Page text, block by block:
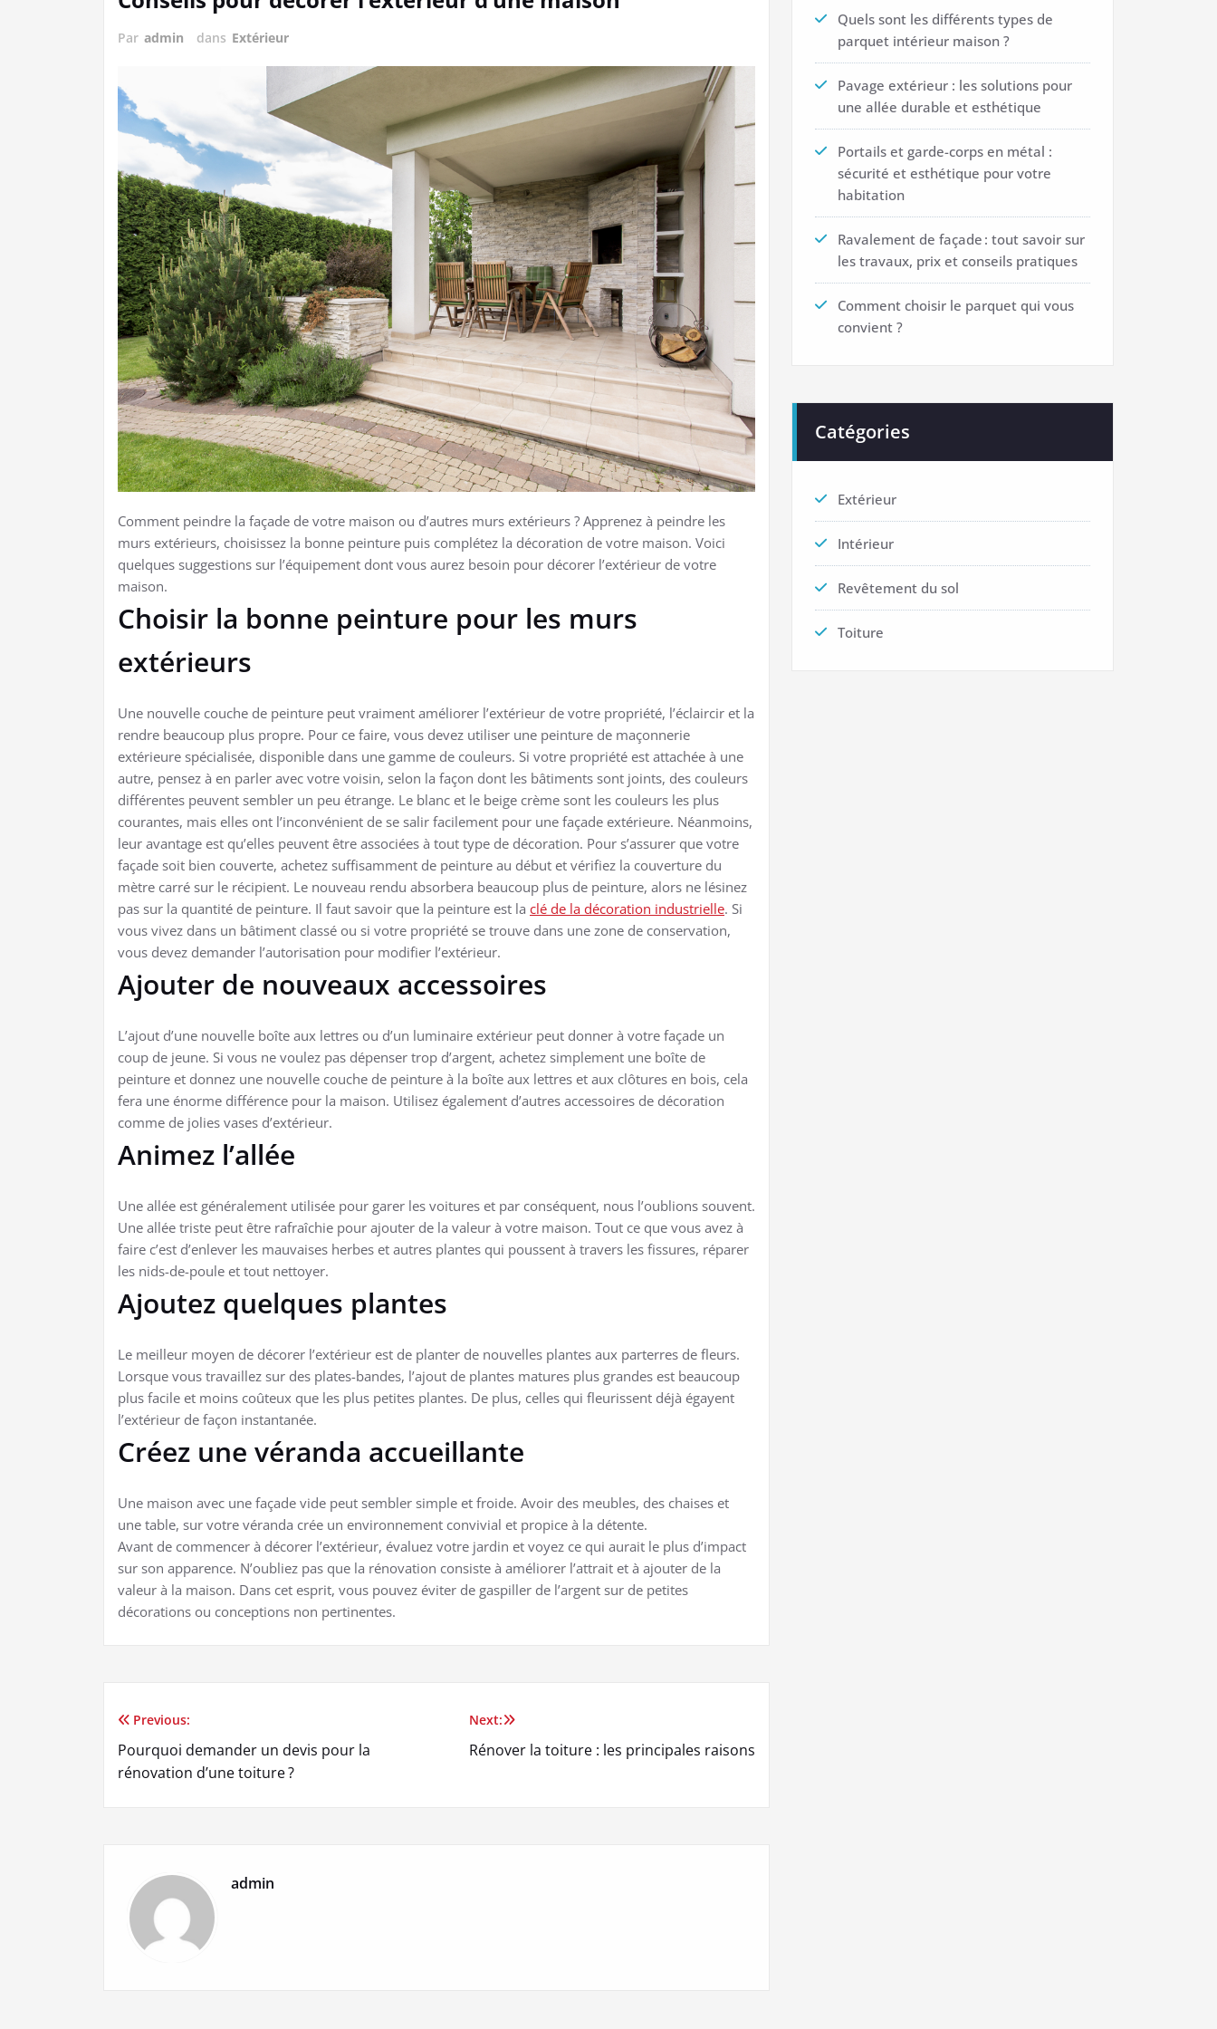
Par admin dans Extérieur
Comment peindre la façade de votre maison ou d’autres murs extérieurs ? Apprenez à peindre les
murs extérieurs, choisissez la bonne peinture puis complétez la décoration de votre maison. Voici
quelques suggestions sur l’équipement dont vous aurez besoin pour décorer l’extérieur de votre
maison.
Choisir la bonne peinture pour les murs
extérieurs
Une nouvelle couche de peinture peut vraiment améliorer l’extérieur de votre propriété, l’éclaircir et la
rendre beaucoup plus propre. Pour ce faire, vous devez utiliser une peinture de maçonnerie
extérieure spécialisée, disponible dans une gamme de couleurs. Si votre propriété est attachée à une
autre, pensez à en parler avec votre voisin, selon la façon dont les bâtiments sont joints, des couleurs
différentes peuvent sembler un peu étrange. Le blanc et le beige crème sont les couleurs les plus
courantes, mais elles ont l’inconvénient de se salir facilement pour une façade extérieure. Néanmoins,
leur avantage est qu’elles peuvent être associées à tout type de décoration. Pour s’assurer que votre
façade soit bien couverte, achetez suffisamment de peinture au début et vérifiez la couverture du
mètre carré sur le récipient. Le nouveau rendu absorbera beaucoup plus de peinture, alors ne lésinez
pas sur la quantité de peinture. Il faut savoir que la peinture est la clé de la décoration industrielle. Si
vous vivez dans un bâtiment classé ou si votre propriété se trouve dans une zone de conservation,
vous devez demander l’autorisation pour modifier l’extérieur.
Ajouter de nouveaux accessoires
L’ajout d’une nouvelle boîte aux lettres ou d’un luminaire extérieur peut donner à votre façade un
coup de jeune. Si vous ne voulez pas dépenser trop d’argent, achetez simplement une boîte de
peinture et donnez une nouvelle couche de peinture à la boîte aux lettres et aux clôtures en bois, cela
fera une énorme différence pour la maison. Utilisez également d’autres accessoires de décoration
comme de jolies vases d’extérieur.
Animez l’allée
Une allée est généralement utilisée pour garer les voitures et par conséquent, nous l’oublions souvent.
Une allée triste peut être rafraîchie pour ajouter de la valeur à votre maison. Tout ce que vous avez à
faire c’est d’enlever les mauvaises herbes et autres plantes qui poussent à travers les fissures, réparer
les nids-de-poule et tout nettoyer.
Ajoutez quelques plantes
Le meilleur moyen de décorer l’extérieur est de planter de nouvelles plantes aux parterres de fleurs.
Lorsque vous travaillez sur des plates-bandes, l’ajout de plantes matures plus grandes est beaucoup
plus facile et moins coûteux que les plus petites plantes. De plus, celles qui fleurissent déjà égayent
l’extérieur de façon instantanée.
Créez une véranda accueillante
Une maison avec une façade vide peut sembler simple et froide. Avoir des meubles, des chaises et
une table, sur votre véranda crée un environnement convivial et propice à la détente.
Avant de commencer à décorer l’extérieur, évaluez votre jardin et voyez ce qui aurait le plus d’impact
sur son apparence. N’oubliez pas que la rénovation consiste à améliorer l’attrait et à ajouter de la
valeur à la maison. Dans cet esprit, vous pouvez éviter de gaspiller de l’argent sur de petites
décorations ou conceptions non pertinentes.
Navigation
de
Previous:
Pourquoi demander un devis pour la
rénovation d’une toiture ?
Next:
Rénover la toiture : les principales raisons
admin
Quels sont les différents types de
parquet intérieur maison ?
Pavage extérieur : les solutions pour
une allée durable et esthétique
Portails et garde-corps en métal :
sécurité et esthétique pour votre
habitation
Ravalement de façade : tout savoir sur
les travaux, prix et conseils pratiques
Comment choisir le parquet qui vous
convient ?
Catégories
Extérieur
Intérieur
Revêtement du sol
Toiture